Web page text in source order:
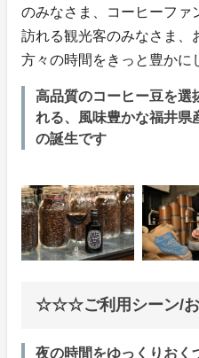
のみなさま、コーヒーファ
訪れる観光客のみなさま、
方々の時間をきっと豊かに
高品質のコーヒー豆を
れる、風味豊かな福井県
の誕生です
☆☆☆ご利用シーン/
夜の時間をゆっくりお